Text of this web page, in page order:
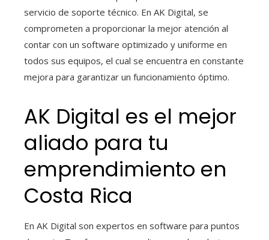
servicio de soporte técnico. En AK Digital, se
comprometen a proporcionar la mejor atención al
contar con un software optimizado y uniforme en
todos sus equipos, el cual se encuentra en constante
mejora para garantizar un funcionamiento óptimo.
AK Digital es el mejor
aliado para tu
emprendimiento en
Costa Rica
En AK Digital son expertos en software para puntos